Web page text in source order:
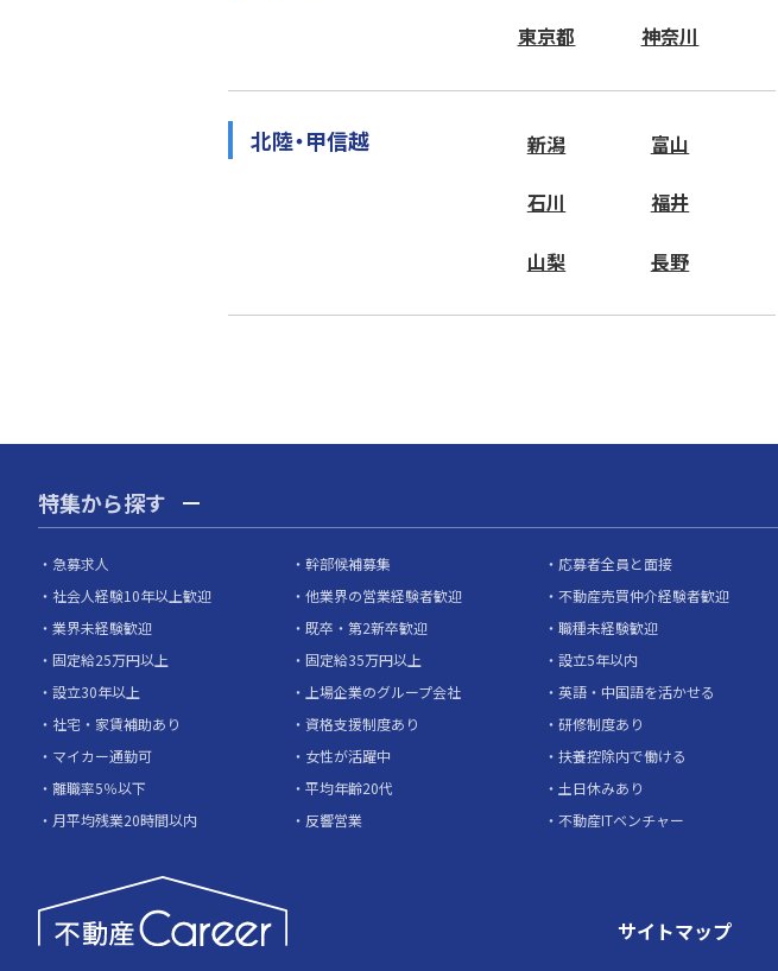
東京都 神奈川
北陸・甲信越 新潟 富山
石川 福井
山梨 長野
特集から探す
急募求人 幹部候補募集 応募者全員と面接
社会人経験10年以上歓迎
他業界の営業経験者歓迎 不動産売買仲介経験者歓迎
業界未経験歓迎
既卒・第2新卒歓迎 職種未経験歓迎
固定給25万円以上
固定給35万円以上 設立5年以内
設立30年以上
上場企業のグループ会社 英語・中国語を活かせる
社宅・家賃補助あり
資格支援制度あり 研修制度あり
マイカー通勤可
女性が活躍中 扶養控除内で働ける
離職率5％以下
平均年齢20代 土日休みあり
月平均残業20時間以内
反響営業 不動産ITベンチャー
サイトマップ